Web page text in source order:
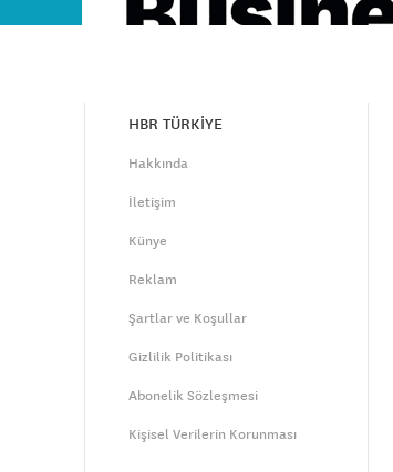
HBR TÜRKİYE
Hakkında
İletişim
Künye
Reklam
Şartlar ve Koşullar
Gizlilik Politikası
Abonelik Sözleşmesi
Kişisel Verilerin Korunması